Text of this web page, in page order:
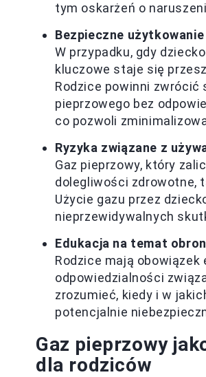
tym oskarżeń o
Bezpieczne
W przypadku, gdy
kluczowe staje się
Rodzice powinni zwrócić
pieprzowego bez
co pozwoli
Ryzyka związane z
Gaz pieprzowy, który
dolegliwości zdrowotne,
Użycie gazu przez
nieprzewidywalnych
Edukacja na temat
Rodzice mają
odpowiedzialności
zrozumieć, kiedy i w
potencjalnie
Gaz pieprzowy
dla rodziców